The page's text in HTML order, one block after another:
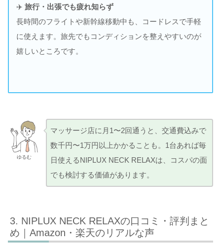
✈️ 旅行・出張でも疲れ知らず
長時間のフライトや新幹線移動中も、コードレスで手軽
に使えます。旅先でもコンディションを整えやすいのが
嬉しいところです。
ゆるむ
マッサージ店に月1〜2回通うと、交通費込みで
数千円〜1万円以上かかることも。1台あれば毎
日使えるNIPLUX NECK RELAXは、コスパの面
でも検討する価値があります。
NIPLUX NECK RELAXの口コミ・評判まと
め｜Amazon・楽天のリアルな声